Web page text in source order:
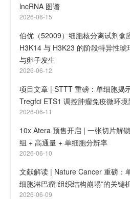
lncRNA 图谱
2026-06-15
伯优（52009）细胞核分离试剂盒
H3K14 与 H3K23 的阶段特异性
与卵子发生
2026-06-12
项目文章 | STTT 重磅：单细胞揭
Tregfci ETS1 调控肿瘤免疫微环境
2026-06-11
10x Atera 预售开启 | 一张切片解
组 + 高通量 + 单细胞分辨率
2026-06-10
文献解读 | Nature Cancer 重磅：
细胞淋巴瘤“组织结构崩塌”的关键
2026-06-09